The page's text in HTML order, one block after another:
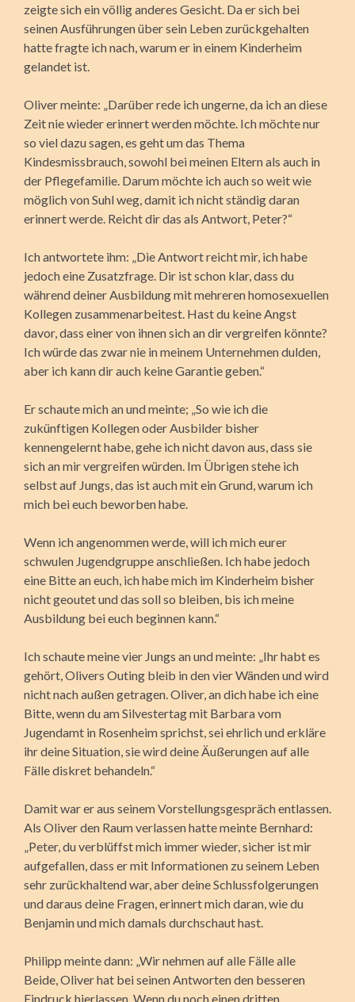
zeigte sich ein völlig anderes Gesicht. Da er sich bei
seinen Ausführungen über sein Leben zurückgehalten
hatte fragte ich nach, warum er in einem Kinderheim
gelandet ist.
Oliver meinte: „Darüber rede ich ungerne, da ich an diese
Zeit nie wieder erinnert werden möchte. Ich möchte nur
so viel dazu sagen, es geht um das Thema
Kindesmissbrauch, sowohl bei meinen Eltern als auch in
der Pflegefamilie. Darum möchte ich auch so weit wie
möglich von Suhl weg, damit ich nicht ständig daran
erinnert werde. Reicht dir das als Antwort, Peter?“
Ich antwortete ihm: „Die Antwort reicht mir, ich habe
jedoch eine Zusatzfrage. Dir ist schon klar, dass du
während deiner Ausbildung mit mehreren homosexuellen
Kollegen zusammenarbeitest. Hast du keine Angst
davor, dass einer von ihnen sich an dir vergreifen könnte?
Ich würde das zwar nie in meinem Unternehmen dulden,
aber ich kann dir auch keine Garantie geben.“
Er schaute mich an und meinte; „So wie ich die
zukünftigen Kollegen oder Ausbilder bisher
kennengelernt habe, gehe ich nicht davon aus, dass sie
sich an mir vergreifen würden. Im Übrigen stehe ich
selbst auf Jungs, das ist auch mit ein Grund, warum ich
mich bei euch beworben habe.
Wenn ich angenommen werde, will ich mich eurer
schwulen Jugendgruppe anschließen. Ich habe jedoch
eine Bitte an euch, ich habe mich im Kinderheim bisher
nicht geoutet und das soll so bleiben, bis ich meine
Ausbildung bei euch beginnen kann.“
Ich schaute meine vier Jungs an und meinte: „Ihr habt es
gehört, Olivers Outing bleib in den vier Wänden und wird
nicht nach außen getragen. Oliver, an dich habe ich eine
Bitte, wenn du am Silvestertag mit Barbara vom
Jugendamt in Rosenheim sprichst, sei ehrlich und erkläre
ihr deine Situation, sie wird deine Äußerungen auf alle
Fälle diskret behandeln.“
Damit war er aus seinem Vorstellungsgespräch entlassen.
Als Oliver den Raum verlassen hatte meinte Bernhard:
„Peter, du verblüffst mich immer wieder, sicher ist mir
aufgefallen, dass er mit Informationen zu seinem Leben
sehr zurückhaltend war, aber deine Schlussfolgerungen
und daraus deine Fragen, erinnert mich daran, wie du
Benjamin und mich damals durchschaut hast.
Philipp meinte dann: „Wir nehmen auf alle Fälle alle
Beide, Oliver hat bei seinen Antworten den besseren
Eindruck hierlassen. Wenn du noch einen dritten